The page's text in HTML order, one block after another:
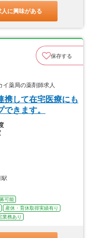
人に興味がある
保存する
薬局の薬剤師求人
携して在宅医療にも
きます。
駅
可能
産休・育休取得実績有り
業務あり